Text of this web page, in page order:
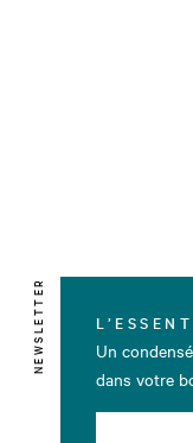
NEWSLETTER
Un
dans votre